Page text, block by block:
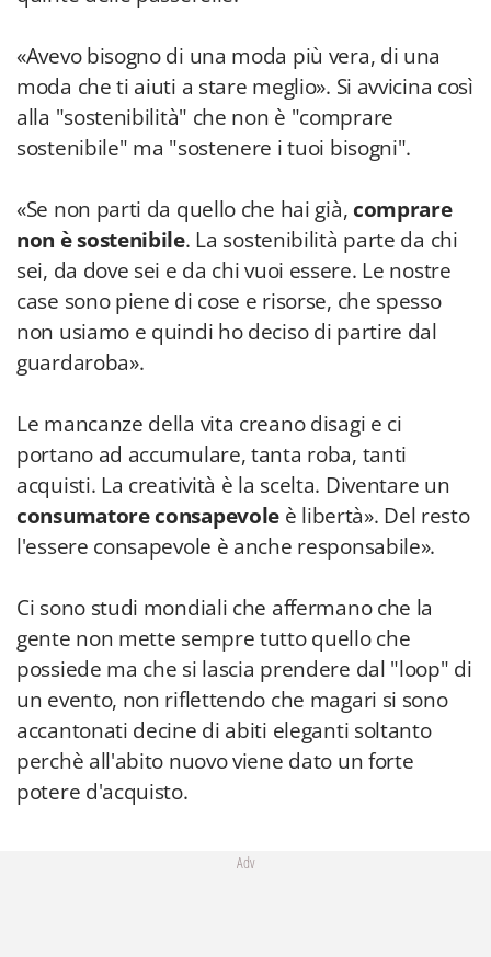
«Avevo bisogno di una moda più vera, di una
moda che ti aiuti a stare meglio». Si avvicina così
alla "sostenibilità" che non è "comprare
sostenibile" ma "sostenere i tuoi bisogni".
«Se non parti da quello che hai già, comprare
non è sostenibile. La sostenibilità parte da chi
sei, da dove sei e da chi vuoi essere. Le nostre
case sono piene di cose e risorse, che spesso
non usiamo e quindi ho deciso di partire dal
guardaroba».
Le mancanze della vita creano disagi e ci
portano ad accumulare, tanta roba, tanti
acquisti. La creatività è la scelta. Diventare un
consumatore consapevole è libertà». Del resto
l'essere consapevole è anche responsabile».
Ci sono studi mondiali che affermano che la
gente non mette sempre tutto quello che
possiede ma che si lascia prendere dal "loop" di
un evento, non riflettendo che magari si sono
accantonati decine di abiti eleganti soltanto
perchè all'abito nuovo viene dato un forte
potere d'acquisto.
Adv